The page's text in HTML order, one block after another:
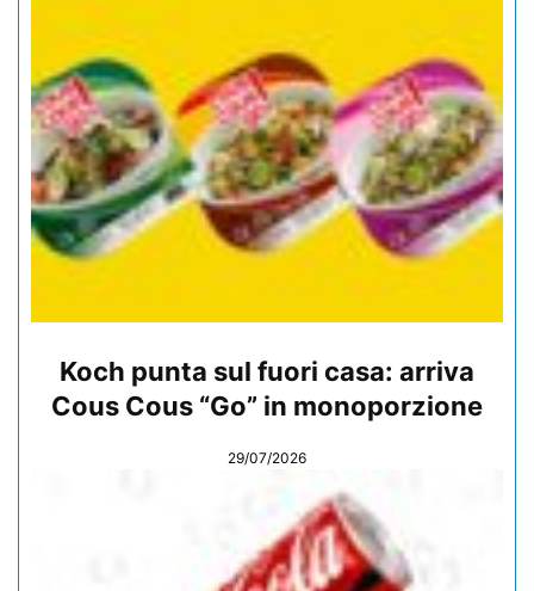
Koch punta sul fuori casa: arriva
Cous Cous “Go” in monoporzione
29/07/2026